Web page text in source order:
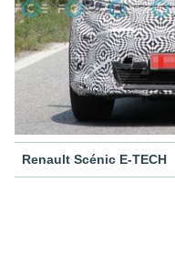
Renault Scénic E-TECH